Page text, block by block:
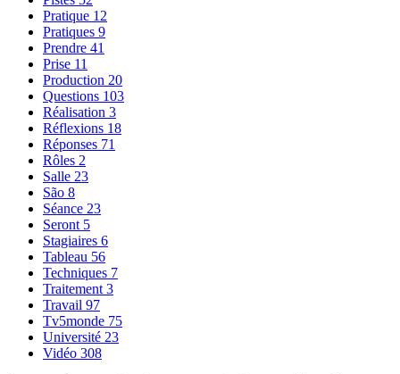
Pratique 12
Pratiques 9
Prendre 41
Prise 11
Production 20
Questions 103
Réalisation 3
Réflexions 18
Réponses 71
Rôles 2
Salle 23
São 8
Séance 23
Seront 5
Stagiaires 6
Tableau 56
Techniques 7
Traitement 3
Travail 97
Tv5monde 75
Université 23
Vidéo 308